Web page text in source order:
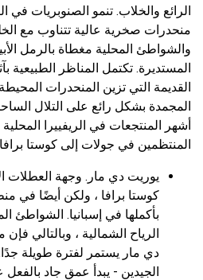
الرائع والخلاب. تنمو الصنوبريات
منحدرات صخرية عالية تتناوب مع
والشواطئ المحلية مغطاة بالرمل
المستديرة. تكتمل المناظر الطبيعية
القديمة التي تزين المنحدرات
المجمدة بشكل رائع على التلال
أشهر المنتجعات في الريفييرا
المنتظمين في جولات إلى كوستا
يوريت دي مار. وجهة العطلات
كوستا برافا ، ولكن أيضًا في
بأكملها في إسبانيا. الشواطئ
الرياح الشمالية ، وبالتالي
دي مار يستمر لفترة طويلة
الجيدين - يبدأ عمق جاد